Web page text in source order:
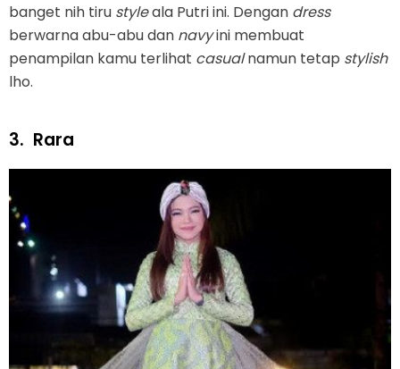
banget nih tiru styleala Putri ini. Dengan dress
berwarna abu-abu dan navyini membuat
penampilan kamu terlihat casualnamun tetap stylish
lho.
3. Rara